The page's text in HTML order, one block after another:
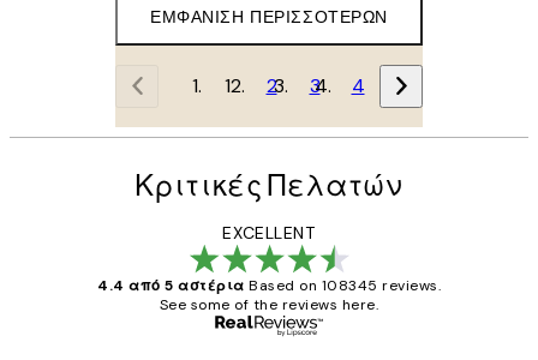
ΕΜΦΆΝΙΣΗ ΠΕΡΙΣΣΌΤΕΡΩΝ
1 2 3 4
Κριτικές Πελατών
EXCELLENT
4.4 από 5 αστέρια Based on 108345 reviews.
See some of the reviews here.